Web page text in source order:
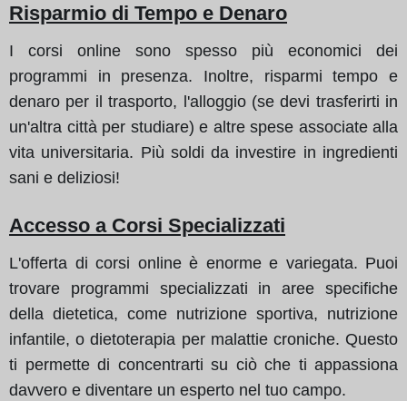
Risparmio di Tempo e Denaro
I corsi online sono spesso più economici dei
programmi in presenza. Inoltre, risparmi tempo e
denaro per il trasporto, l'alloggio (se devi trasferirti in
un'altra città per studiare) e altre spese associate alla
vita universitaria. Più soldi da investire in ingredienti
sani e deliziosi!
Accesso a Corsi Specializzati
L'offerta di corsi online è enorme e variegata. Puoi
trovare programmi specializzati in aree specifiche
della dietetica, come nutrizione sportiva, nutrizione
infantile, o dietoterapia per malattie croniche. Questo
ti permette di concentrarti su ciò che ti appassiona
davvero e diventare un esperto nel tuo campo.